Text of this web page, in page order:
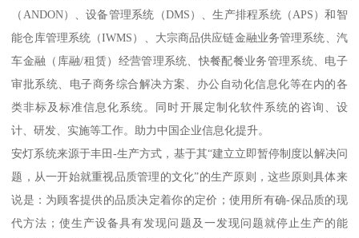
（ANDON）、设备管理系统（DMS）、生产排程系统（APS）和智
能仓库管理系统（IWMS）、大宗商品供应链金融业务管理系统、汽
车金融（库融/租赁）经营管理系统、快餐配餐业务管理系统、电子
审批系统、电子商务综合解决方案、办公自动化信息化等在内的各
类非标及标准信息化系统。同时开展定制化软件系统的咨询、设
计、研发、实施等工作。助力中国企业信息化提升。
安灯系统来源于丰田-生产方式，基于其“建立立即暂停制度以解决问
题，从一开始就重视品质管理的文化”的生产原则，这些原则具体来
说是：为顾客提供的品质决定着你的定价；使用所有确-保品质的现
代方法；使生产设备具有发现问题及一发现问题就停止生产的能